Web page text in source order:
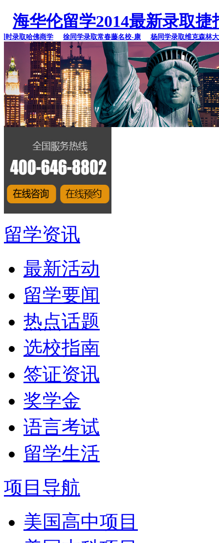
海华伦留学2014最新录取捷
取哈佛商学 徐同学录取常春藤名校-康 杨同学录取维克森林大学
留学资讯
最新活动
留学要闻
热点话题
选校指南
签证资讯
奖学金
语言考试
留学生活
项目导航
美国高中项目